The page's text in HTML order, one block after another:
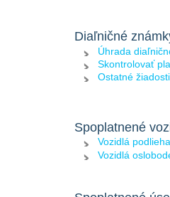
Diaľničné
Úhrada
Skontrolovať
Ostatné
Spoplatnené
Vozidlá
Vozidlá